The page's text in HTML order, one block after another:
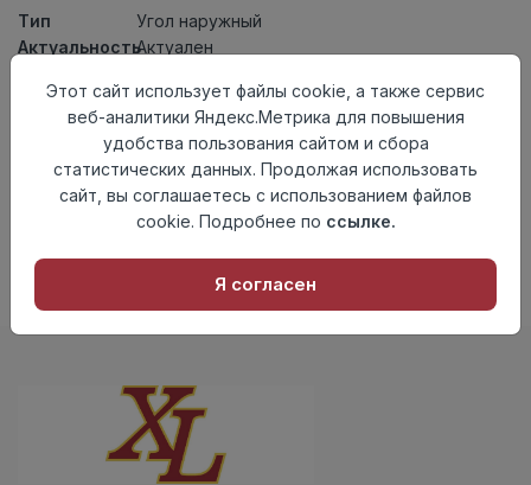
Тип
Угол наружный
АктуальностьАктуален
Осталось51 шт
Добавить в корзину
Внимание! Внешний вид товара может отличаться от
представленного на настоящем сайте. Проверяйте
Этот сайт использует файлы cookie, а также сервис
веб-аналитики Яндекс.Метрика для повышения
удобства пользования сайтом и сбора
статистических данных. Продолжая использовать
сайт, вы соглашаетесь с использованием файлов
cookie. Подробнее по ссылке.
Я согласен